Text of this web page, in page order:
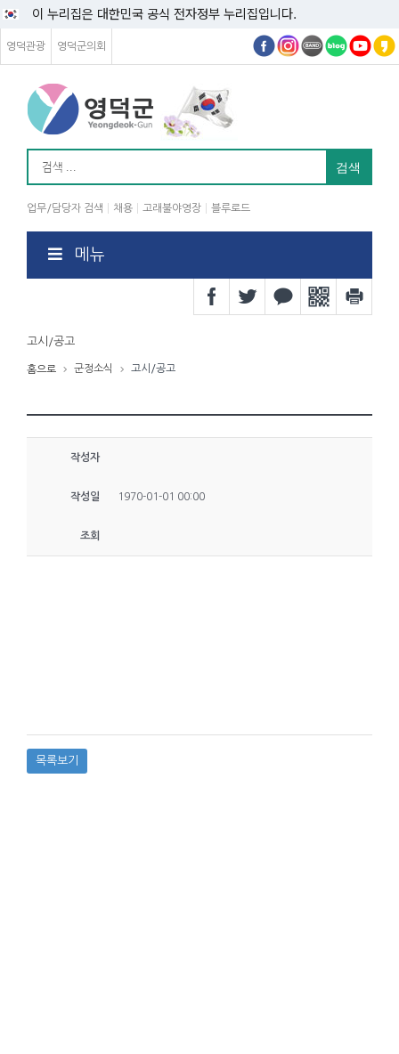
이 누리집은 대한민국 공식 전자정부 누리집입니다.
영덕관광 영덕군의회
업무/담당자 검색 채용 고래불야영장 블루로드
메뉴
고시/공고
홈으로 군정소식 고시/공고
작성자
작성일 1970-01-01 00:00
조회
목록보기